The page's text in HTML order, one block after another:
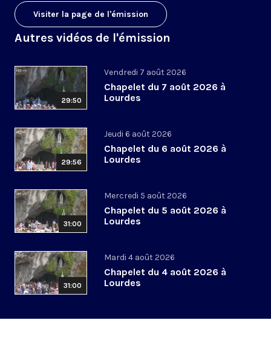
Visiter la page de l'émission
Autres vidéos de l'émission
29:50
Vendredi 7 août 2026
Chapelet du 7 août 2026 à
Lourdes
29:56
Jeudi 6 août 2026
Chapelet du 6 août 2026 à
Lourdes
31:00
Mercredi 5 août 2026
Chapelet du 5 août 2026 à
Lourdes
31:00
Mardi 4 août 2026
Chapelet du 4 août 2026 à
Lourdes